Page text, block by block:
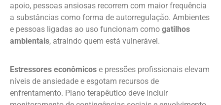
apoio, pessoas ansiosas recorrem com maior frequência
a substâncias como forma de autorregulação. Ambientes
e pessoas ligadas ao uso funcionam como gatilhos
ambientais, atraindo quem está vulnerável.
Estressores econômicos e pressões profissionais elevam
níveis de ansiedade e esgotam recursos de
enfrentamento. Plano terapêutico deve incluir